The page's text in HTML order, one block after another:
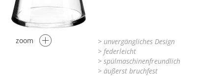
zoom
> unvergängliches Design
> federleicht
> spülmaschinenfreundlich
> äußerst bruchfest